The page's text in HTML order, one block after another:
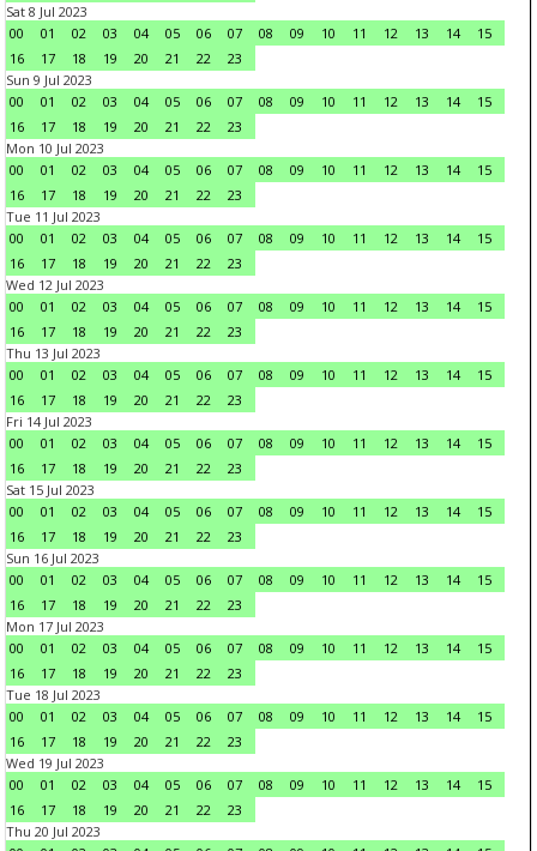
Sat 8 Jul 2023
00
01 02 03 04 05 06 07 08 09 10 11 12 13 14
15
16
17 18 19 20 21 22
23
Sun 9 Jul 2023
00
01 02 03 04 05 06 07 08 09 10 11 12 13 14
15
16
17 18 19 20 21 22
23
Mon 10 Jul 2023
00
01 02 03 04 05 06 07 08 09 10 11 12 13 14
15
16
17 18 19 20 21 22
23
Tue 11 Jul 2023
00
01 02 03 04 05 06 07 08 09 10 11 12 13 14
15
16
17 18 19 20 21 22
23
Wed 12 Jul 2023
00
01 02 03 04 05 06 07 08 09 10 11 12 13 14
15
16
17 18 19 20 21 22
23
Thu 13 Jul 2023
00
01 02 03 04 05 06 07 08 09 10 11 12 13 14
15
16
17 18 19 20 21 22
23
Fri 14 Jul 2023
00
01 02 03 04 05 06 07 08 09 10 11 12 13 14
15
16
17 18 19 20 21 22
23
Sat 15 Jul 2023
00
01 02 03 04 05 06 07 08 09 10 11 12 13 14
15
16
17 18 19 20 21 22
23
Sun 16 Jul 2023
00
01 02 03 04 05 06 07 08 09 10 11 12 13 14
15
16
17 18 19 20 21 22
23
Mon 17 Jul 2023
00
01 02 03 04 05 06 07 08 09 10 11 12 13 14
15
16
17 18 19 20 21 22
23
Tue 18 Jul 2023
00
01 02 03 04 05 06 07 08 09 10 11 12 13 14
15
16
17 18 19 20 21 22
23
Wed 19 Jul 2023
00
01 02 03 04 05 06 07 08 09 10 11 12 13 14
15
16
17 18 19 20 21 22
23
Thu 20 Jul 2023